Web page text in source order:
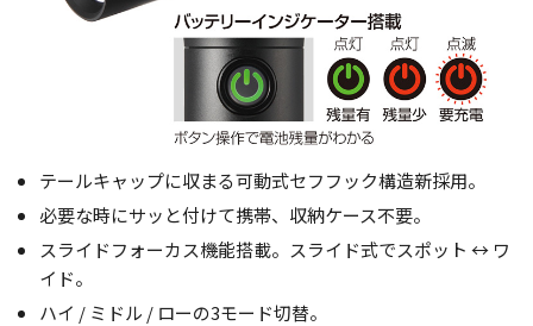
テールキャップに収まる可動式セフフック構造新採用。
必要な時にサッと付けて携帯、収納ケース不要。
スライドフォーカス機能搭載。スライド式でスポット ↔ ワ
イド。
ハイ / ミドル / ローの3モード切替。